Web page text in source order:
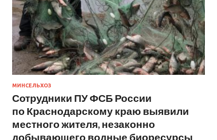
МИНСЕЛЬХОЗ
Сотрудники ПУ ФСБ России
по Краснодарскому краю выявили
местного жителя, незаконно
добывающего водные биоресурсы